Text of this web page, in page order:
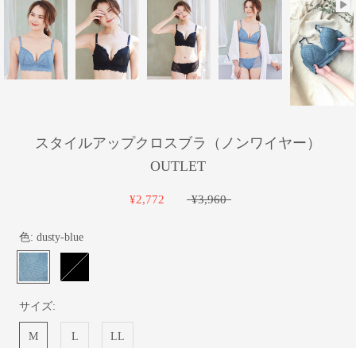
スタイルアップクロスブラ（ノンワイヤー）
OUTLET
¥2,772 ¥3,960
色: dusty-blue
dusty-
blue
black
サイズ:
M L LL